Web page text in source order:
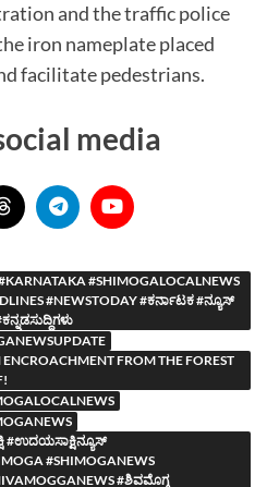
and the traffic police
iron nameplate placed
facilitate pedestrians.
media
#SHIMOGALOCALNEWS
#NEWSTODAY #ಕರ್ನಾಟಕ #ನ್ಯೂಸ್
FROM THE FOREST
#ಉದಯಸಾಕ್ಷಿನ್ಯೂಸ್
#SHIMOGANEWS
#ಶಿವಮೊಗ್ಗ